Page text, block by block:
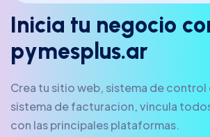
Inicia tu negocio co
pymesp us.ar
Crea tu sitio web, sistema de
sistema de facturacion, vincula
con las principales plataformas.